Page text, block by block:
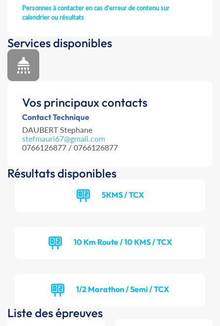
Personnes à contacter en cas d'erreur de contenu sur
calendrier ou résultats
Services disponibles
Vos principaux contacts
Contact Technique
DAUBERT Stephane
stefmauri67@gmail.com
0766126877 / 0766126877
Résultats disponibles
5KMS / TCX
10 Km Route / 10 KMS / TCX
1/2 Marathon / Semi / TCX
Liste des épreuves